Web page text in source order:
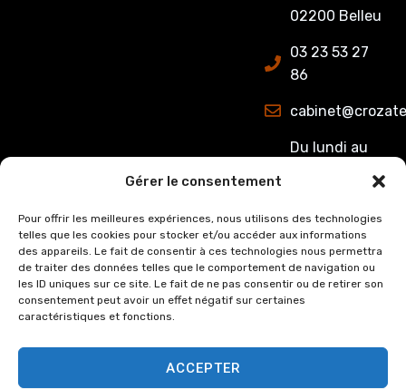
Gérer le consentement
Pour offrir les meilleures expériences, nous utilisons des technologies
telles que les cookies pour stocker et/ou accéder aux informations
des appareils. Le fait de consentir à ces technologies nous permettra
de traiter des données telles que le comportement de navigation ou
les ID uniques sur ce site. Le fait de ne pas consentir ou de retirer son
consentement peut avoir un effet négatif sur certaines
caractéristiques et fonctions.
ACCEPTER
02200 Belleu
03 23 53 27
86
Du lundi au
8h00 à 12h15
et de 13h15 à
17h00.
Le Vendredi :
de 8h00 à
12h15 et de